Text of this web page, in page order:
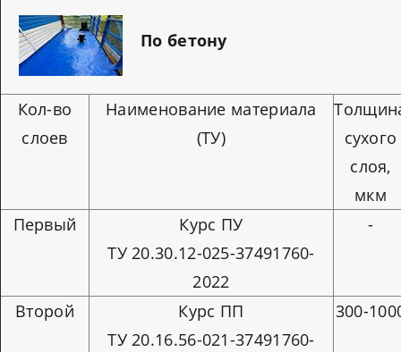
По бетону
Кол-во
слоев
Наименование материала
(ТУ)
сухого
слоя,
мкм
Первый
Курс ПУ
ТУ 20.30.12-025-37491760-
2022
-
Второй
Курс ПП
ТУ 20.16.56-021-37491760-
300-